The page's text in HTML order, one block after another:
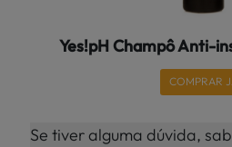
Yes!pH Champô Anti-
COMPRAR
Se tiver alguma dúvida,